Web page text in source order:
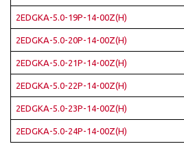
2EDGKA-5.0-19P-14-00Z(H)
2EDGKA-5.0-20P-14-00Z(H)
2EDGKA-5.0-21P-14-00Z(H)
2EDGKA-5.0-22P-14-00Z(H)
2EDGKA-5.0-23P-14-00Z(H)
2EDGKA-5.0-24P-14-00Z(H)